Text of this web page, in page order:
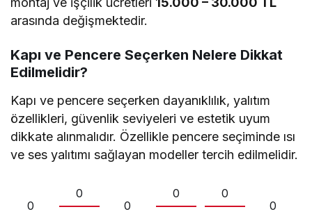
arasında değişmektedir.
Kapı ve Pencere Seçerken Nelere Dikkat
Edilmelidir?
Kapı ve pencere seçerken dayanıklılık, yalıtım
özellikleri, güvenlik seviyeleri ve estetik uyum
dikkate alınmalıdır. Özellikle pencere seçiminde ısı
ve ses yalıtımı sağlayan modeller tercih edilmelidir.
0
0
0
0
0
0